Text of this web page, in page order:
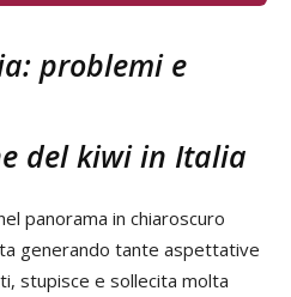
problemi e
del kiwi in Italia
panorama in chiaroscuro
generando tante aspettative
stupisce e sollecita molta